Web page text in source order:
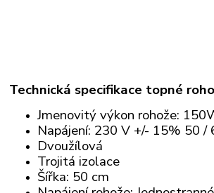
Technická specifikace topné
Jmenovitý výkon rohože:
Napájení: 230 V +/- 15% 50 /
Dvoužílová
Trojitá izolace
Šířka: 50 cm